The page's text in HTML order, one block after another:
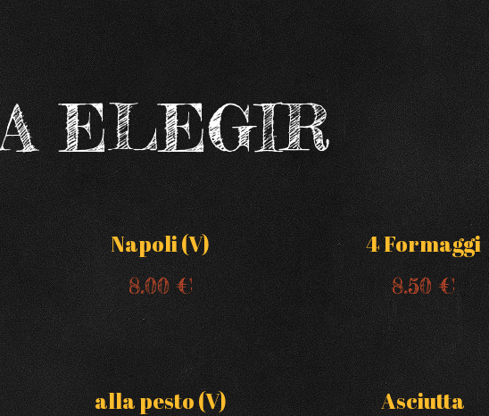
ELEGIR
Napoli (V)
8.00 €
4 Formaggi
8.50 €
alla pesto (V) Asciutta